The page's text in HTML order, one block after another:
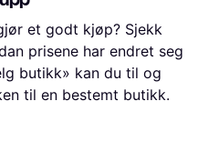
et godt kjøp? Sjekk
prisene har endret seg
butikk» kan du til og
til en bestemt butikk.